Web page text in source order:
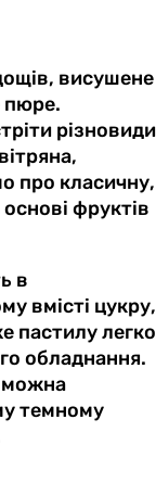
висушене
пюре.
різновиди
про класичну,
фруктів
в
вмісті цукру,
пастилу легко
обладнання.
можна
темному